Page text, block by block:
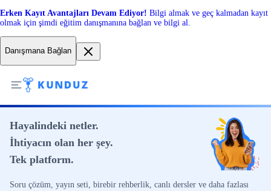
Erken Kayıt Avantajları Devam Ediyor! Bilgi almak ve geç kalmadan kayıt
olmak için şimdi eğitim danışmanına bağlan ve bilgi al.
Danışmana Bağlan
Hayalindeki netler.
İhtiyacın olan her şey.
Tek platform.
Soru çözüm, yayın seti, birebir rehberlik, canlı dersler ve daha fazlası